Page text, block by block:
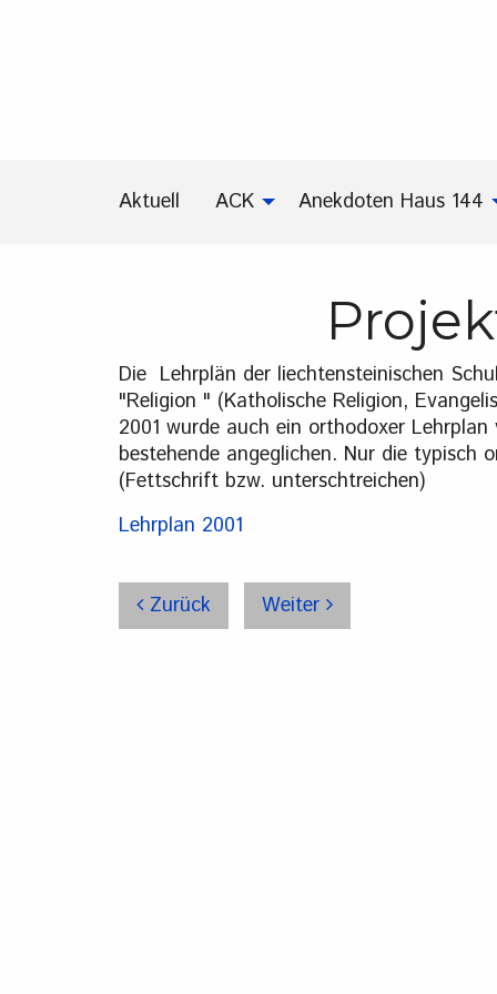
Aktuell ACK Anekdoten Haus 144
Die Lehrplän der liechtensteinischen
"Religion " (Katholische Religion,
2001 wurde auch ein orthodoxer
bestehende angeglichen. Nur die typisch
(Fettschrift bzw. unterschtreichen)
Lehrplan 2001
Zurück Weiter